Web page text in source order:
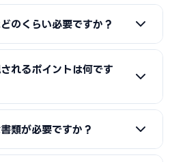
心です。実績の浅い創業期で
利用できる制度が複数ありま
〜数万円）＋成功報酬（融資実
度で異なるため、契約前に見積
ましょう。当サイトでは佐野市
を無料でご紹介しています。
のくらい必要ですか？
緩和傾向にありますが、実務で
自己資金があると審査で有利と
金準備を示せると評価が高まり
せ金は逆効果なので避けましょ
れるポイントは何です
②事業の経験・スキル、③創業
みを踏まえた、堅実かつ実現可
類が必要ですか？